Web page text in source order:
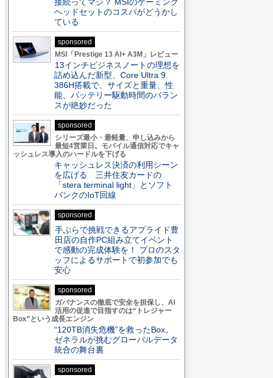
ヘッドセットのコスパがどうかし
ている
sponsored
MSI「Prestige 13 AI+ A3M」レビュー
13インチビジネスノートの理想を
詰め込んだ新型、Core Ultra 9
386H搭載で、サイズと重量、性
能、バッテリー駆動時間のバラン
スが絶妙だった
sponsored
シリーズ最小・最軽量、申し込みから
最短4営業日。モバイル通信対応でキャ
ッシュレス導入のハードルを下げる
キャッシュレス決済の利用シーン
を広げる 三井住友カードの
「stera terminal light」とソフト
バンクのIoT回線
sponsored
手ぶらで挑戦できるアプライド豊
田店の自作PC組み立てイベント
で感動の完成体験を！ プロのスタ
ッフによるサポートで初参加でも
安心
sponsored
ガバナンスの徹底で安全を担保し、AI
活用の促進で目指すのは“トレジャー
Box”という成長エンジン
“120TB消失危機”を救ったBox。
ゼネラルが挑むグローバルデータ
統合の舞台裏
sponsored